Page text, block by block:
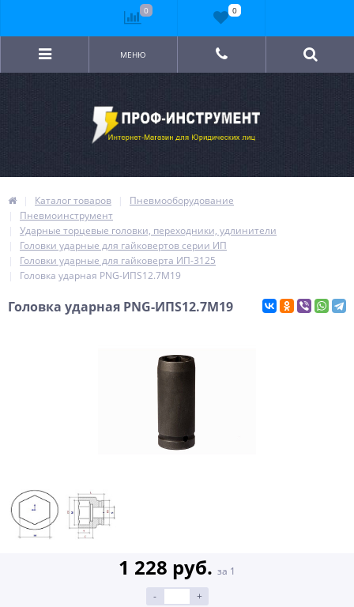
МЕНЮ
Каталог товаров
Пневмооборудование
Пневмоинструмент
Ударные торцевые головки, переходники, удлинители
Головки ударные для гайковертов серии ИП
Головки ударные для гайковерта ИП-3125
Головка ударная PNG-ИПS12.7M19
Головка ударная PNG-ИПS12.7M19
1 228 руб. за 1
-
+
0 0